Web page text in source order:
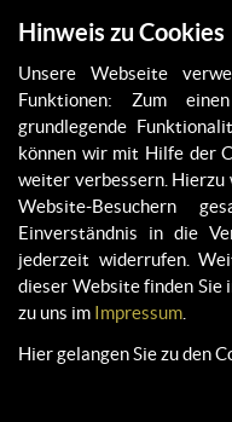
APRIL 01, 2026
DEBUT 2026
Die
Bewerbungen sind
2026
Hinweis zu Cookies
Unsere Webseite
Funktionen: Zum
grundlegende
können wir mit Hilfe der
weiter verbessern. Hierzu
Website-Besuchern
Einverständnis in die
jederzeit widerrufen.
dieser Website finden Sie
zu uns im Impressum
Hier gelangen Sie zu den